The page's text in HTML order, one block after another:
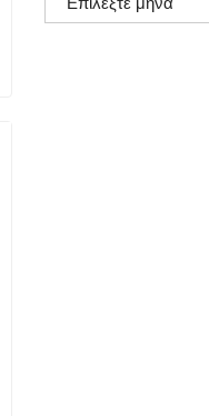
Ανακοινώσεων